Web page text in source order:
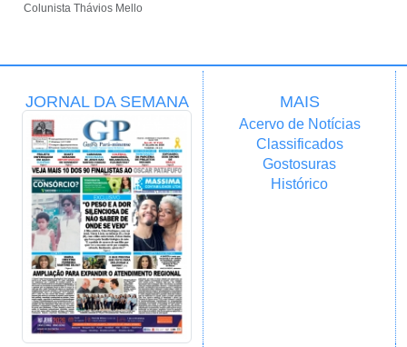
Colunista Thávios Mello
JORNAL DA SEMANA MAIS
Acervo de Notícias
Classificados
Gostosuras
Histórico